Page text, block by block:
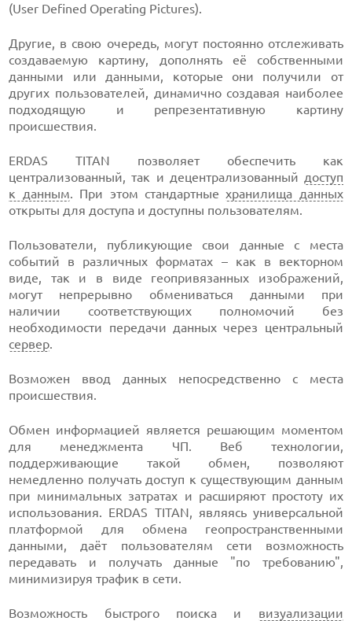
(User Defined Operating Pictures).
Другие, в свою очередь, могут постоянно отслеживать
создаваемую картину, дополнять её собственными
данными или данными, которые они получили от
других пользователей, динамично создавая наиболее
подходящую и репрезентативную картину
происшествия.
ERDAS TITAN позволяет обеспечить как
централизованный, так и децентрализованный доступ
к данным. При этом стандартныехранилища данных
открыты для доступa и доступны пользователям.
Пользователи, публикующие свои данные с места
событий в различных форматах – как в векторном
виде, так и в виде геопривязанных изображений,
могут непрерывно обмениваться данными при
наличии соответствующих полномочий без
необходимости передачи данных через центральный
сервер.
Возможен ввод данных непосредственно с места
происшествия.
Обмен информацией является решающим моментом
для менеджмента ЧП. Веб технологии,
поддерживающие такой обмен, позволяют
немедленно получать доступ к существующим данным
при минимальных затратах и расширяют простоту их
использования. ERDAS TITAN, являясь универсальной
платформой для обмена геопространственными
данными, даёт пользователям сети возможность
передавать и получать данные "по требованию",
минимизируя трафик в сети.
Возможность быстрого поиска и визуализации